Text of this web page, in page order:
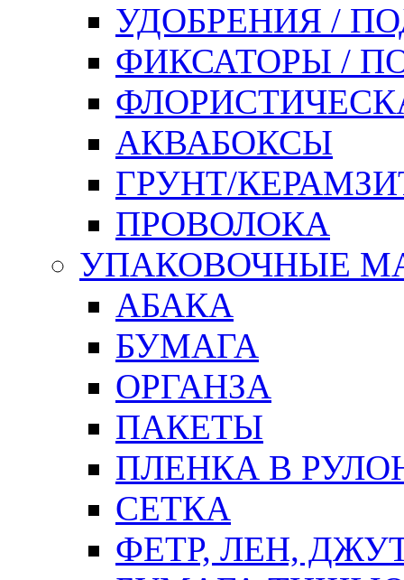
УДОБРЕНИЯ /
ФИКСАТОРЫ /
АКВАБОКСЫ
ГРУНТ/
ПРОВОЛОКА
УПАКОВОЧНЫЕ
АБАКА
БУМАГА
ОРГАНЗА
ПАКЕТЫ
ПЛЕНКА В
СЕТКА
ФЕТР, ЛЕН,